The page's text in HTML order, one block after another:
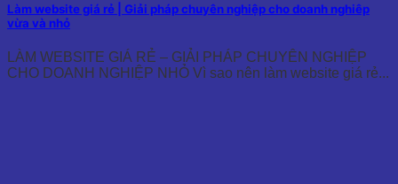
Làm website giá rẻ | Giải pháp chuyên nghiệp cho doanh nghiêp
vừa và nhỏ
LÀM WEBSITE GIÁ RẺ – GIẢI PHÁP CHUYÊN NGHIỆP
CHO DOANH NGHIỆP NHỎ Vì sao nên làm website giá rẻ...